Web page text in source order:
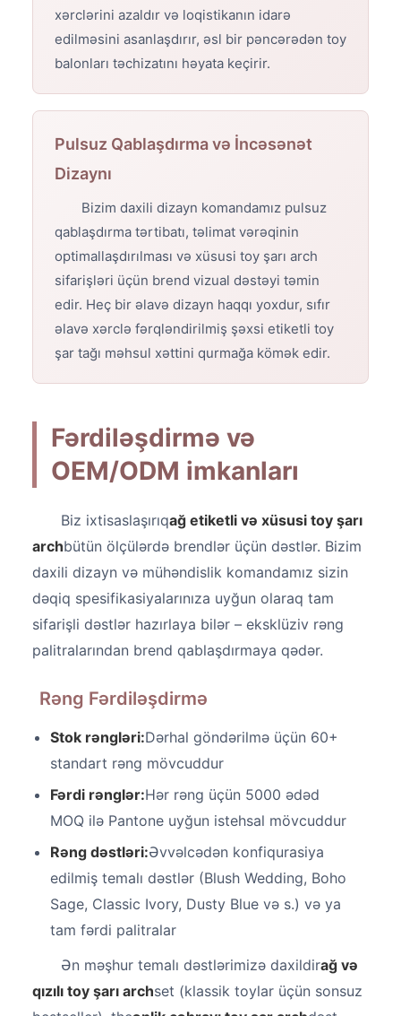
xərclərini azaldır və loqistikanın idarə
edilməsini asanlaşdırır, əsl bir pəncərədən toy
balonları təchizatını həyata keçirir.
Pulsuz Qablaşdırma və İncəsənət
Dizaynı
Bizim daxili dizayn komandamız pulsuz
qablaşdırma tərtibatı, təlimat vərəqinin
optimallaşdırılması və xüsusi toy şarı arch
sifarişləri üçün brend vizual dəstəyi təmin
edir. Heç bir əlavə dizayn haqqı yoxdur, sıfır
əlavə xərclə fərqləndirilmiş şəxsi etiketli toy
şar tağı məhsul xəttini qurmağa kömək edir.
Fərdiləşdirmə və
OEM/ODM imkanları
Biz ixtisaslaşırıqağ etiketli və xüsusi toy şarı
archbütün ölçülərdə brendlər üçün dəstlər. Bizim
daxili dizayn və mühəndislik komandamız sizin
dəqiq spesifikasiyalarınıza uyğun olaraq tam
sifarişli dəstlər hazırlaya bilər – eksklüziv rəng
palitralarından brend qablaşdırmaya qədər.
Rəng Fərdiləşdirmə
Stok rəngləri:Dərhal göndərilmə üçün 60+
standart rəng mövcuddur
Fərdi rənglər:Hər rəng üçün 5000 ədəd
MOQ ilə Pantone uyğun istehsal mövcuddur
Rəng dəstləri:Əvvəlcədən konfiqurasiya
edilmiş temalı dəstlər (Blush Wedding, Boho
Sage, Classic Ivory, Dusty Blue və s.) və ya
tam fərdi palitralar
Ən məşhur temalı dəstlərimizə daxildirağ və
qızılı toy şarı archset (klassik toylar üçün sonsuz